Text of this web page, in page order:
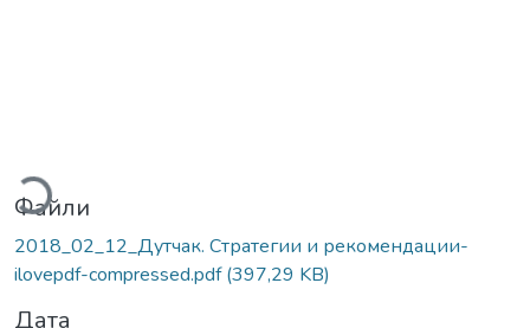
Файли
2018_02_12_Дутчак. Стратегии и рекомендации-
ilovepdf-compressed.pdf(397,29 KB)
Дата